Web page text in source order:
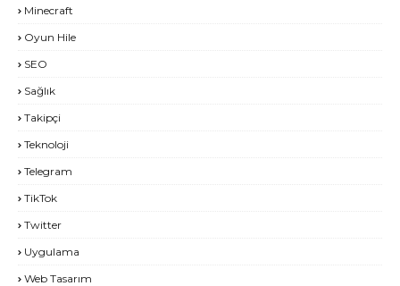
Minecraft
Oyun Hile
SEO
Sağlık
Takipçi
Teknoloji
Telegram
TikTok
Twitter
Uygulama
Web Tasarım